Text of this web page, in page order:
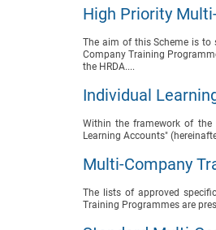
High Priority
The aim of this Scheme is
Company Training
the HRDA....
Individual
Within the framework of the
Learning Accounts"
Multi-Company
The lists of approved
Training Programmes are